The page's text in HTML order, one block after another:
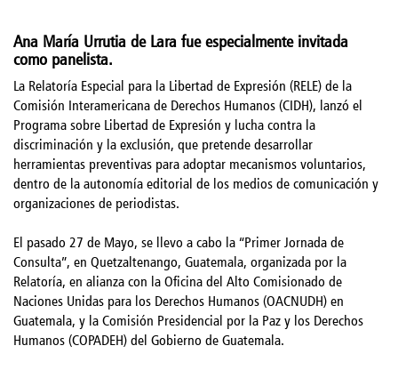
Ana María Urrutia de Lara fue especialmente invitada
como panelista.
La Relatoría Especial para la Libertad de Expresión (RELE) de la
Comisión Interamericana de Derechos Humanos (CIDH), lanzó el
Programa sobre Libertad de Expresión y lucha contra la
discriminación y la exclusión, que pretende desarrollar
herramientas preventivas para adoptar mecanismos voluntarios,
dentro de la autonomía editorial de los medios de comunicación y
organizaciones de periodistas.
El pasado 27 de Mayo, se llevo a cabo la “Primer Jornada de
Consulta”, en Quetzaltenango, Guatemala, organizada por la
Relatoría, en alianza con la Oficina del Alto Comisionado de
Naciones Unidas para los Derechos Humanos (OACNUDH) en
Guatemala, y la Comisión Presidencial por la Paz y los Derechos
Humanos (COPADEH) del Gobierno de Guatemala.